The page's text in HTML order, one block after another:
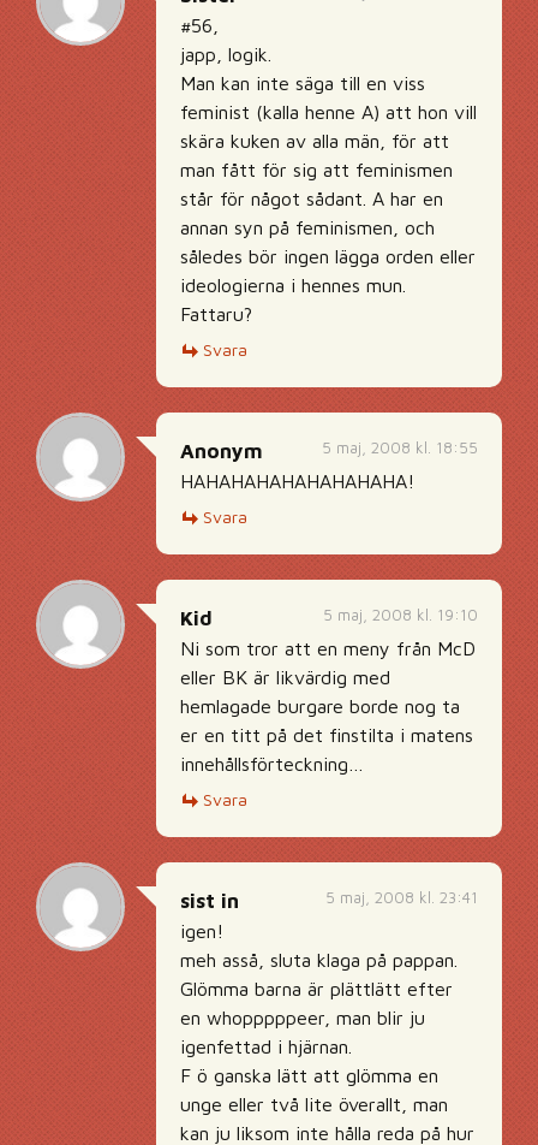
#56,
japp, logik.
Man kan inte säga till en viss
feminist (kalla henne A) att hon vill
skära kuken av alla män, för att
man fått för sig att feminismen
står för något sådant. A har en
annan syn på feminismen, och
således bör ingen lägga orden eller
ideologierna i hennes mun.
Fattaru?
Svara
5 maj, 2008 kl. 18:55
Anonym
HAHAHAHAHAHAHAHAHA!
Svara
5 maj, 2008 kl. 19:10
Kid
Ni som tror att en meny från McD
eller BK är likvärdig med
hemlagade burgare borde nog ta
er en titt på det finstilta i matens
innehållsförteckning…
Svara
5 maj, 2008 kl. 23:41
sist in
igen!
meh asså, sluta klaga på pappan.
Glömma barna är plättlätt efter
en whopppppeer, man blir ju
igenfettad i hjärnan.
F ö ganska lätt att glömma en
unge eller två lite överallt, man
kan ju liksom inte hålla reda på hur